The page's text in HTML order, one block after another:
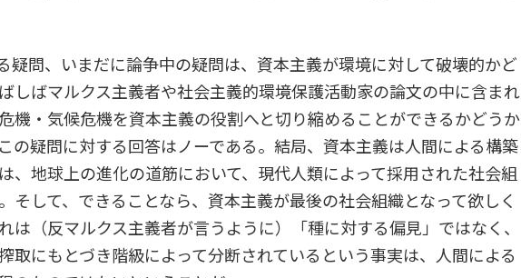
疑問、いまだに論争中の疑問は、資本主義が環境に対して破壊的かど
しばマルクス主義者や社会主義的環境保護活動家の論文の中に含まれ
機・気候危機を資本主義の役割へと切り縮めることができるかどうか
の疑問に対する回答はノーである。結局、資本主義は人間による構築
、地球上の進化の道筋において、現代人類によって採用された社会組
そして、できることなら、資本主義が最後の社会組織となって欲しく
は（反マルクス主義者が言うように）「種に対する偏見」ではなく、
取にもとづき階級によって分断されているという事実は、人間による